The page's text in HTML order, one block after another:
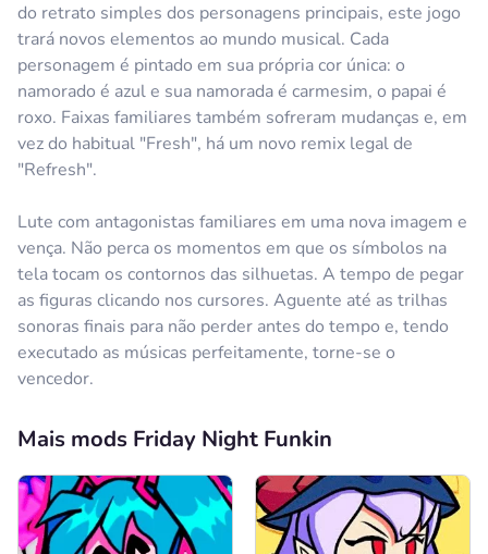
do retrato simples dos personagens principais, este jogo
trará novos elementos ao mundo musical. Cada
personagem é pintado em sua própria cor única: o
namorado é azul e sua namorada é carmesim, o papai é
roxo. Faixas familiares também sofreram mudanças e, em
vez do habitual "Fresh", há um novo remix legal de
"Refresh".
Lute com antagonistas familiares em uma nova imagem e
vença. Não perca os momentos em que os símbolos na
tela tocam os contornos das silhuetas. A tempo de pegar
as figuras clicando nos cursores. Aguente até as trilhas
sonoras finais para não perder antes do tempo e, tendo
executado as músicas perfeitamente, torne-se o
vencedor.
Mais mods Friday Night Funkin